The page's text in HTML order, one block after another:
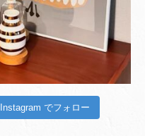
Instagram でフォロー